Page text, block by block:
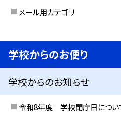
メール用カテゴリ
学校からのお便り
学校からのお知らせ
令和8年度 学校閉庁日について